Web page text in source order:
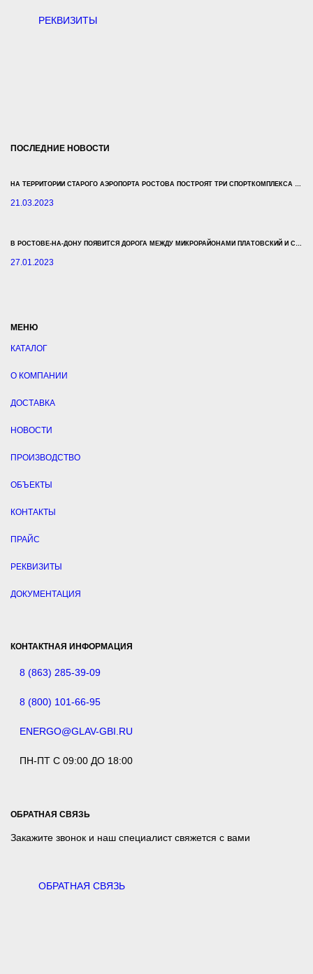
РЕКВИЗИТЫ
ПОСЛЕДНИЕ НОВОСТИ
21.03.2023
27.01.2023
МЕНЮ
КАТАЛОГ
О КОМПАНИИ
ДОСТАВКА
НОВОСТИ
ПРОИЗВОДСТВО
ОБЪЕКТЫ
КОНТАКТЫ
ПРАЙС
РЕКВИЗИТЫ
ДОКУМЕНТАЦИЯ
КОНТАКТНАЯ ИНФОРМАЦИЯ
8 (863) 285-39-09
8 (800) 101-66-95
ENERGO@GLAV-GBI.RU
ПН-ПТ С 09:00 ДО 18:00
ОБРАТНАЯ СВЯЗЬ
Закажите звонок и наш специалист свяжется с вами
ОБРАТНАЯ СВЯЗЬ